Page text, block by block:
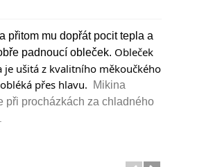
přitom mu dopřát pocit tepla a
padnoucí obleček. Obleček
je ušitá z kvalitního měkoučkého
přes hlavu.
Mikina
při procházkách za chladného